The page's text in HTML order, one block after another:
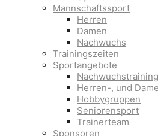
Mannschaftssport
Herren
Damen
Nachwuchs
Trainingszeiten
Sportangebote
Nachwuchstraining
Herren-, und
Hobbygruppen
Seniorensport
Trainerteam
Sponsoren